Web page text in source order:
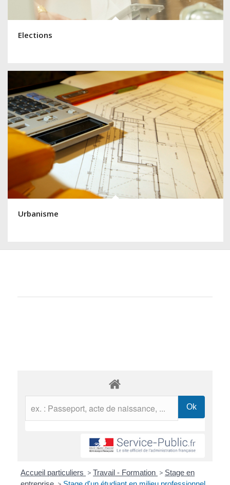
Elections
Urbanisme
Accueil particuliers > Travail - Formation > Stage en